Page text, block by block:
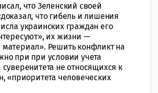
что Зеленский своей
что гибель и лишения
украинских граждан его
их жизни —
Решить конфликт на
при при условии учета
не относящихся к
«приоритета человеческих